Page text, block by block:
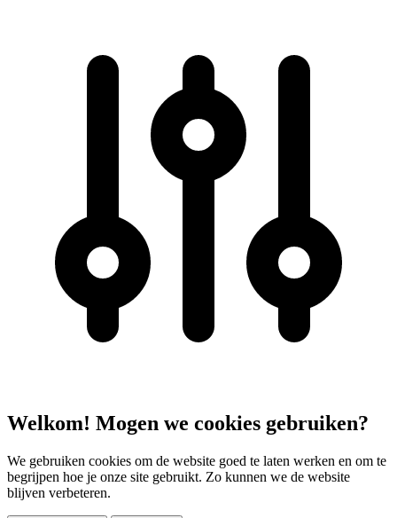
Welkom! Mogen we cookies gebruiken?
We gebruiken cookies om de website goed te laten werken en om te
begrijpen hoe je onze site gebruikt. Zo kunnen we de website
blijven verbeteren.